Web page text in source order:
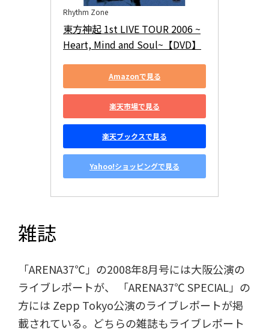
Rhythm Zone
東方神起 1st LIVE TOUR 2006 ~
Heart, Mind and Soul~【DVD】
Amazonで見る
楽天市場で見る
楽天ブックスで見る
Yahoo!ショッピングで見る
雑誌
「ARENA37℃」の2008年8月号には大阪公演の
ライブレポートが、 「ARENA37℃ SPECIAL」の
方には Zepp Tokyo公演のライブレポートが掲
載されている。どちらの雑誌もライブレポート